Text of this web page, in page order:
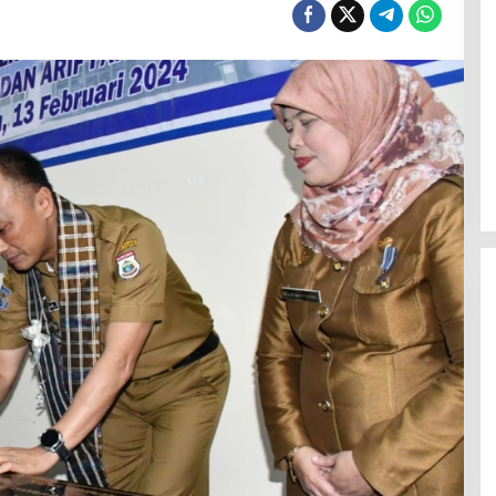
Jerat Modal dan Jeritan
Pedagang Ikan TPI Kasiwa Mamuju
Saat Harga Melonjak